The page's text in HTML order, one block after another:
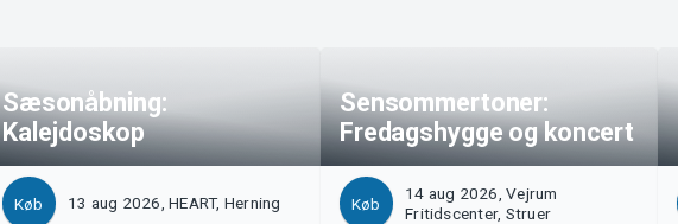
Sæsonåbning:
Kalejdoskop
Køb 13 aug 2026, HEART, Herning
Sensommertoner:
Fredagshygge og koncert
Køb
14 aug 2026, Vejrum
Fritidscenter, Struer